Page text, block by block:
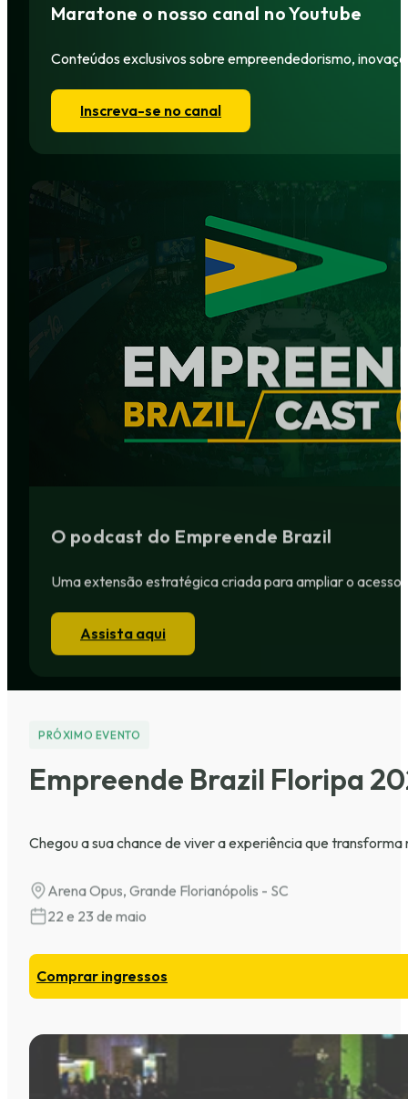
Maratone o nosso canal no Youtube
Conteúdos exclusivos sobre empreendedorismo,
Inscreva-se no canal
O podcast do Empreende Brazil
Uma extensão estratégica criada para ampliar o
Assista aqui
PRÓXIMO EVENTO
Empreende Brazil Floripa
Chegou a sua chance de viver a experiência que transforma
Arena Opus, Grande Florianópolis - SC
22 e 23 de maio
Comprar ingressos